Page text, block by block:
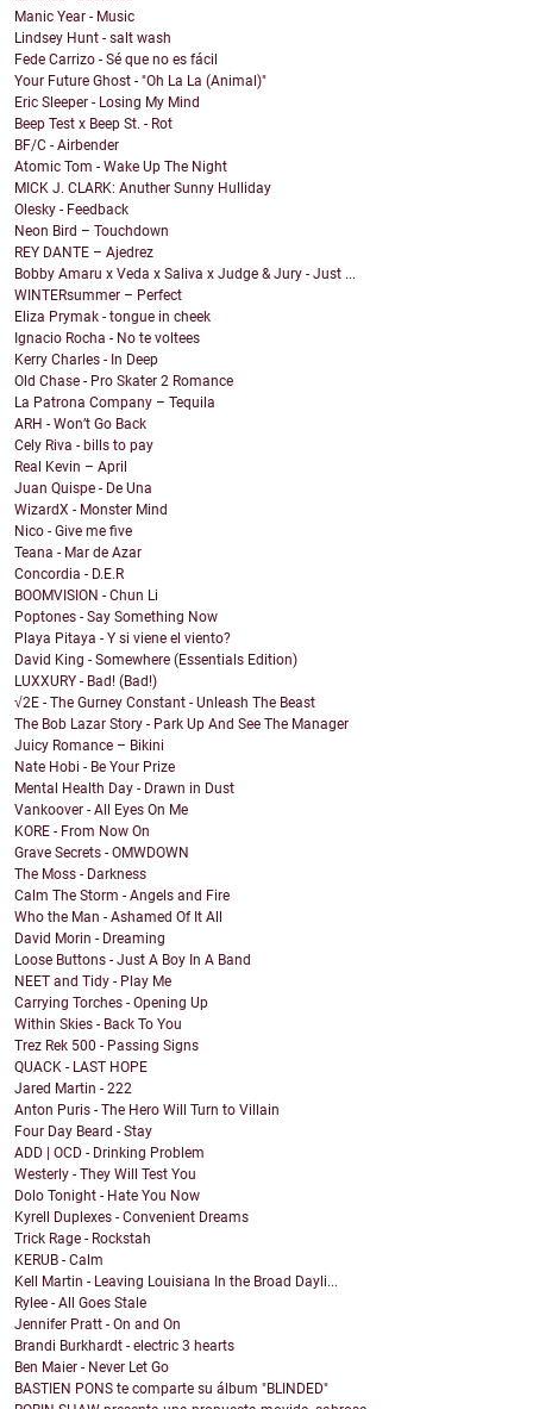
Manic Year - Music
Lindsey Hunt - salt wash
Fede Carrizo - Sé que no es fácil
Your Future Ghost - "Oh La La (Animal)"
Eric Sleeper - Losing My Mind
Beep Test x Beep St. - Rot
BF/C - Airbender
Atomic Tom - Wake Up The Night
MICK J. CLARK: Anuther Sunny Hulliday
Olesky - Feedback
Neon Bird – Touchdown
REY DANTE – Ajedrez
Bobby Amaru x Veda x Saliva x Judge & Jury - Just ...
WINTERsummer – Perfect
Eliza Prymak - tongue in cheek
Ignacio Rocha - No te voltees
Kerry Charles - In Deep
Old Chase - Pro Skater 2 Romance
La Patrona Company – Tequila
ARH - Won’t Go Back
Cely Riva - bills to pay
Real Kevin – April
Juan Quispe - De Una
WizardX - Monster Mind
Nico - Give me five
Teana - Mar de Azar
Concordia - D.E.R
BOOMVISION - Chun Li
Poptones - Say Something Now
Playa Pitaya - Y si viene el viento?
David King - Somewhere (Essentials Edition)
LUXXURY - Bad! (Bad!)
√2E - The Gurney Constant - Unleash The Beast
The Bob Lazar Story - Park Up And See The Manager
Juicy Romance – Bikini
Nate Hobi - Be Your Prize
Mental Health Day - Drawn in Dust
Vankoover - All Eyes On Me
KORE - From Now On
Grave Secrets - OMWDOWN
The Moss - Darkness
Calm The Storm - Angels and Fire
Who the Man - Ashamed Of It All
David Morin - Dreaming
Loose Buttons - Just A Boy In A Band
NEET and Tidy - Play Me
Carrying Torches - Opening Up
Within Skies - Back To You
Trez Rek 500 - Passing Signs
QUACK - LAST HOPE
Jared Martin - 222
Anton Puris - The Hero Will Turn to Villain
Four Day Beard - Stay
ADD | OCD - Drinking Problem
Westerly - They Will Test You
Dolo Tonight - Hate You Now
Kyrell Duplexes - Convenient Dreams
Trick Rage - Rockstah
KERUB - Calm
Kell Martin - Leaving Louisiana In the Broad Dayli...
Rylee - All Goes Stale
Jennifer Pratt - On and On
Brandi Burkhardt - electric 3 hearts
Ben Maier - Never Let Go
BASTIEN PONS te comparte su álbum "BLINDED"